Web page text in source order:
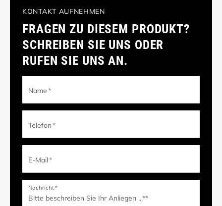
KONTAKT AUFNEHMEN
FRAGEN ZU DIESEM PRODUKT?
SCHREIBEN SIE UNS ODER
RUFEN SIE UNS AN.
Name*
Telefon*
E-Mail*
Nachricht*